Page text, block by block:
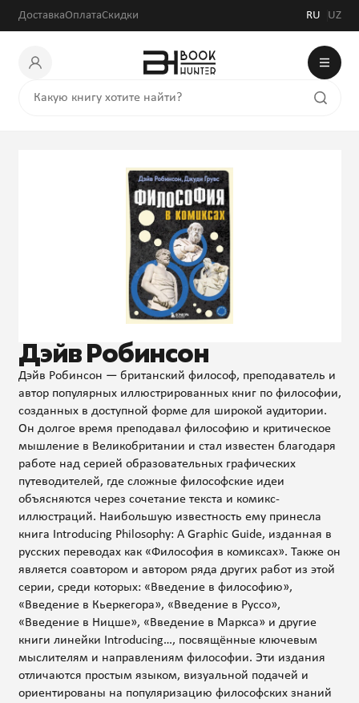
ДоставкаОплатаСкидки RU UZ
Дэйв Робинсон
Дэйв Робинсон — британский философ, преподаватель и
автор популярных иллюстрированных книг по философии,
созданных в доступной форме для широкой аудитории.
Он долгое время преподавал философию и критическое
мышление в Великобритании и стал известен благодаря
работе над серией образовательных графических
путеводителей, где сложные философские идеи
объясняются через сочетание текста и комикс-
иллюстраций. Наибольшую известность ему принесла
книга Introducing Philosophy: A Graphic Guide, изданная в
русских переводах как «Философия в комиксах». Также он
является соавтором и автором ряда других работ из этой
серии, среди которых: «Введение в философию»,
«Введение в Кьеркегора», «Введение в Руссо»,
«Введение в Ницше», «Введение в Маркса» и другие
книги линейки Introducing…, посвящённые ключевым
мыслителям и направлениям философии. Эти издания
отличаются простым языком, визуальной подачей и
ориентированы на популяризацию философских знаний